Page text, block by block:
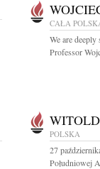
CAŁA
We are
Professor
POLSKA
27
Południowej